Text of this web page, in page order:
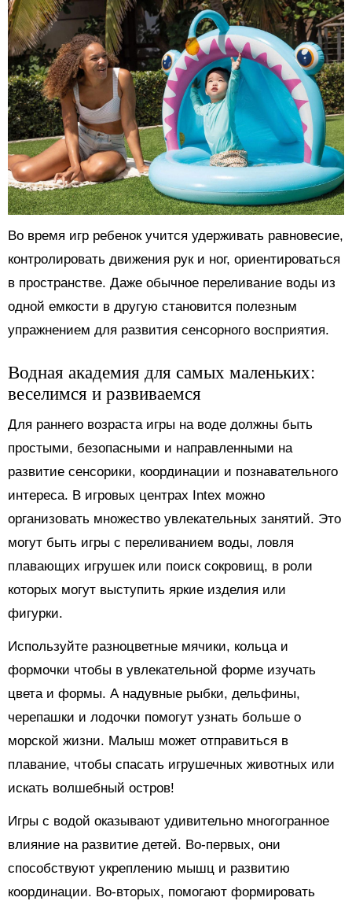
Во время игр ребенок учится удерживать равновесие,
контролировать движения рук и ног, ориентироваться
в пространстве. Даже обычное переливание воды из
одной емкости в другую становится полезным
упражнением для развития сенсорного восприятия.
Водная академия для самых маленьких:
веселимся и развиваемся
Для раннего возраста игры на воде должны быть
простыми, безопасными и направленными на
развитие сенсорики, координации и познавательного
интереса. В игровых центрах Intex можно
организовать множество увлекательных занятий. Это
могут быть игры с переливанием воды, ловля
плавающих игрушек или поиск сокровищ, в роли
которых могут выступить яркие изделия или
фигурки.
Используйте разноцветные мячики, кольца и
формочки чтобы в увлекательной форме изучать
цвета и формы. А надувные рыбки, дельфины,
черепашки и лодочки помогут узнать больше о
морской жизни. Малыш может отправиться в
плавание, чтобы спасать игрушечных животных или
искать волшебный остров!
Игры с водой оказывают удивительно многогранное
влияние на развитие детей. Во-первых, они
способствуют укреплению мышц и развитию
координации. Во-вторых, помогают формировать